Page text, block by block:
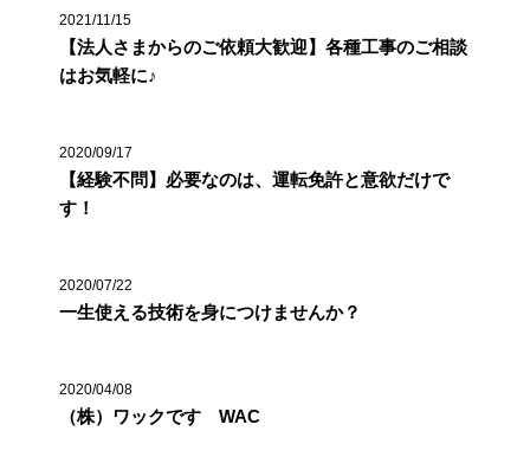
2021/11/15
【法人さまからのご依頼大歓迎】各種工事のご相談
はお気軽に♪
2020/09/17
【経験不問】必要なのは、運転免許と意欲だけで
す！
2020/07/22
一生使える技術を身につけませんか？
2020/04/08
（株）ワックです WAC